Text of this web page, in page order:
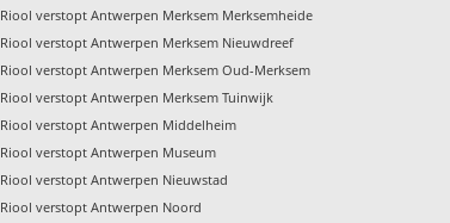
Riool verstopt Antwerpen Merksem Merksemheide
Riool verstopt Antwerpen Merksem Nieuwdreef
Riool verstopt Antwerpen Merksem Oud-Merksem
Riool verstopt Antwerpen Merksem Tuinwijk
Riool verstopt Antwerpen Middelheim
Riool verstopt Antwerpen Museum
Riool verstopt Antwerpen Nieuwstad
Riool verstopt Antwerpen Noord